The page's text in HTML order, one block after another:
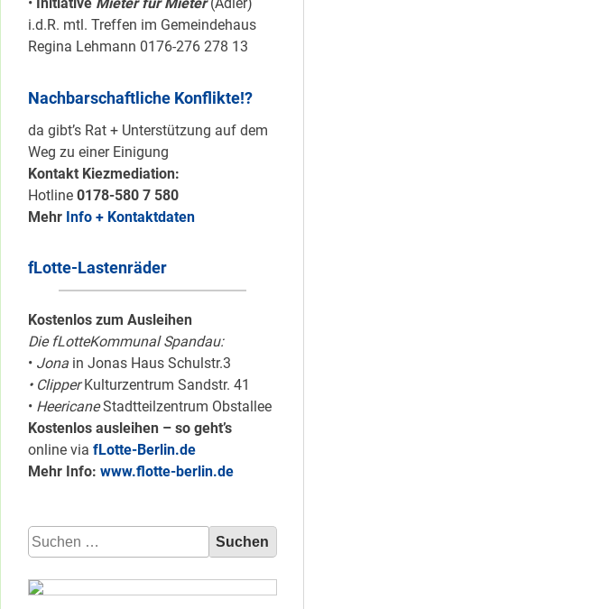
i.d.R. mtl. Treffen im Gemeindehaus
Regina Lehmann 0176-276 278 13
Nachbarschaftliche Konflikte!?
da gibt’s Rat + Unterstützung auf dem
Weg zu einer Einigung
Kontakt Kiezmediation:
Hotline 0178-580 7 580
Mehr Info + Kontaktdaten
fLotte-Lastenräder
Kostenlos zum Ausleihen
Die fLotteKommunal Spandau:
• Jona in Jonas Haus Schulstr.3
• ClipperKulturzentrum Sandstr. 41
• HeericaneStadtteilzentrum Obstallee
Kostenlos ausleihen – so geht’s
online via fLotte-Berlin.de
Mehr Info: www.flotte-berlin.de
Suchen
nach: